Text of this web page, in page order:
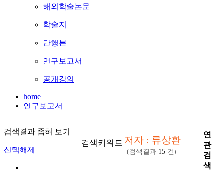
해외학술논문
학술지
단행본
연구보고서
공개강의
home
연구보고서
검색결과 좁혀 보기
선택해제
검색키워드 저자 : 류상환
(검색결과 15 건)
연
관
검
색